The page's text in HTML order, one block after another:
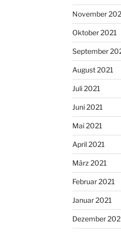
November
Oktober 2021
September
August 2021
Juli 2021
Juni 2021
Mai 2021
April 2021
März 2021
Februar 2021
Januar 2021
Dezember